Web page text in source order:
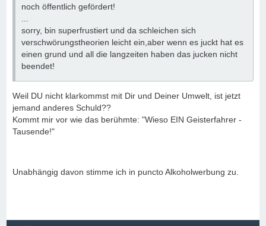
noch öffentlich gefördert!
sorry, bin superfrustiert und da schleichen sich
verschwörungstheorien leicht ein,aber wenn es juckt hat es
einen grund und all die langzeiten haben das jucken nicht
beendet!
Weil DU nicht klarkommst mit Dir und Deiner Umwelt, ist jetzt
jemand anderes Schuld??
Kommt mir vor wie das berühmte: "Wieso EIN Geisterfahrer -
Tausende!"
Unabhängig davon stimme ich in puncto Alkoholwerbung zu.